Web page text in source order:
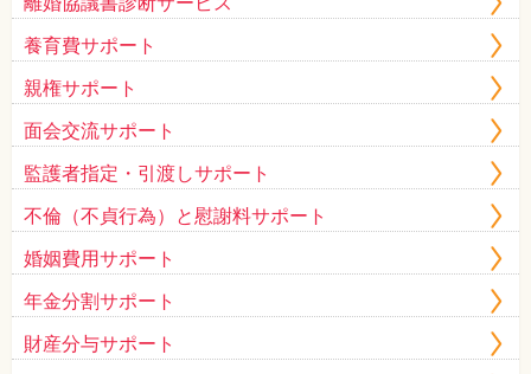
養育費サポート
親権サポート
面会交流サポート
監護者指定・引渡しサポート
不倫（不貞行為）と慰謝料サポート
婚姻費用サポート
年金分割サポート
財産分与サポート